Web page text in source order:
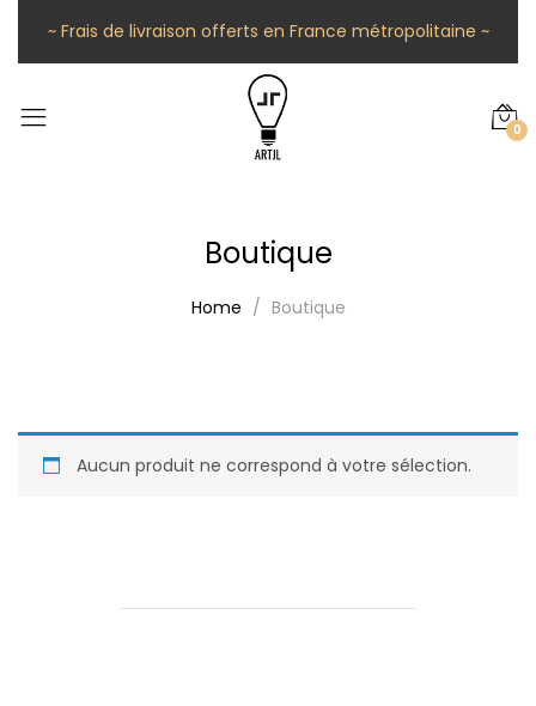
~ Frais de livraison offerts en France métropolitaine ~
0
Boutique
Home Boutique
Aucun produit ne correspond à votre sélection.